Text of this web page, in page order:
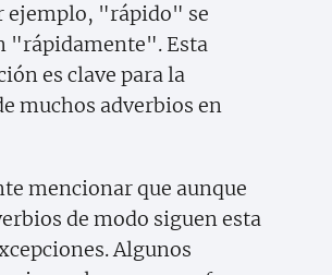
ejemplo, "rápido" se
"rápidamente". Esta
es clave para la
muchos adverbios en
mencionar que aunque
de modo siguen esta
Algunos